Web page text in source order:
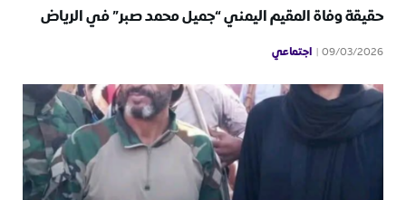
حقيقة وفاة المقيم اليمني “جميل محمد صبر” في الرياض
09/03/2026 اجتماعي